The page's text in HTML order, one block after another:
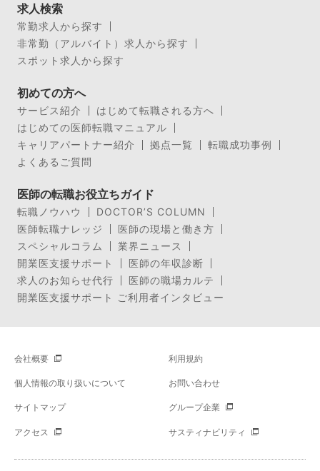
求人検索
常勤求人から探す
非常勤（アルバイト）求人から探す
スポット求人から探す
初めての方へ
サービス紹介
はじめて転職される方へ
はじめての医師転職マニュアル
キャリアパートナー紹介
拠点一覧
転職成功事例
よくあるご質問
医師の転職お役立ちガイド
転職ノウハウ
DOCTOR’S COLUMN
医師転職ナレッジ
医師の現場と働き方
スペシャルコラム
業界ニュース
開業医支援サポート
医師の年収診断
求人のお知らせ代行
医師の職場カルテ
開業医支援サポート ご利用者インタビュー
会社概要 利用規約
個人情報の取り扱いについて お問い合わせ
サイトマップ グループ企業
アクセス サスティナビリティ